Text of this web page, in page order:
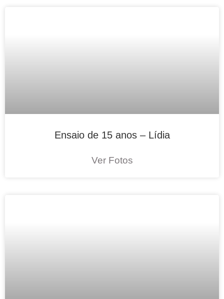
Ensaio de 15 anos – Lídia
Ver Fotos